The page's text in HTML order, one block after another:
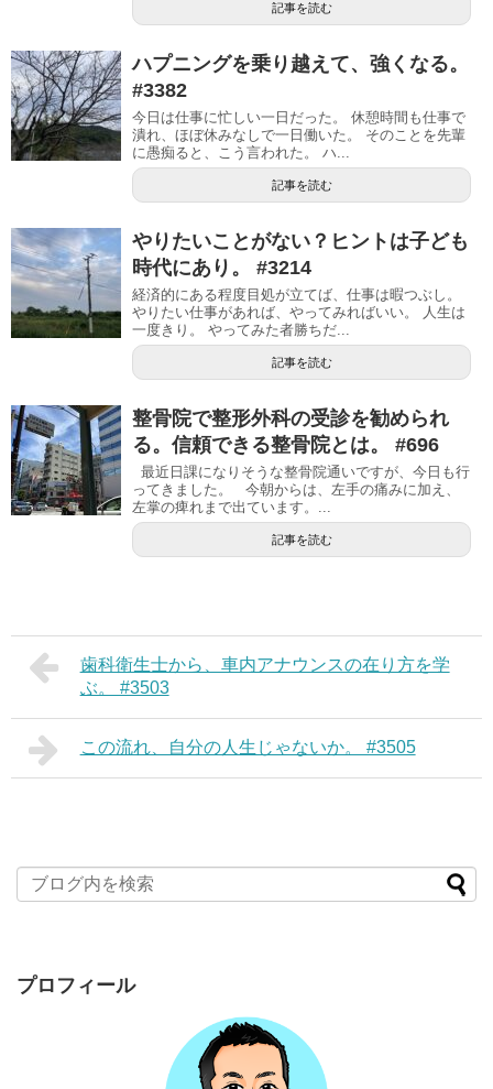
記事を読む
ハプニングを乗り越えて、強くなる。
#3382
今日は仕事に忙しい一日だった。 休憩時間も仕事で
潰れ、ほぼ休みなしで一日働いた。 そのことを先輩
に愚痴ると、こう言われた。 ハ...
記事を読む
やりたいことがない？ヒントは子ども
時代にあり。 #3214
経済的にある程度目処が立てば、仕事は暇つぶし。
やりたい仕事があれば、やってみればいい。 人生は
一度きり。 やってみた者勝ちだ...
記事を読む
整骨院で整形外科の受診を勧められ
る。信頼できる整骨院とは。 #696
最近日課になりそうな整骨院通いですが、今日も行
ってきました。 今朝からは、左手の痛みに加え、
左掌の痺れまで出ています。...
記事を読む
歯科衛生士から、車内アナウンスの在り方を学
ぶ。 #3503
この流れ、自分の人生じゃないか。 #3505
プロフィール